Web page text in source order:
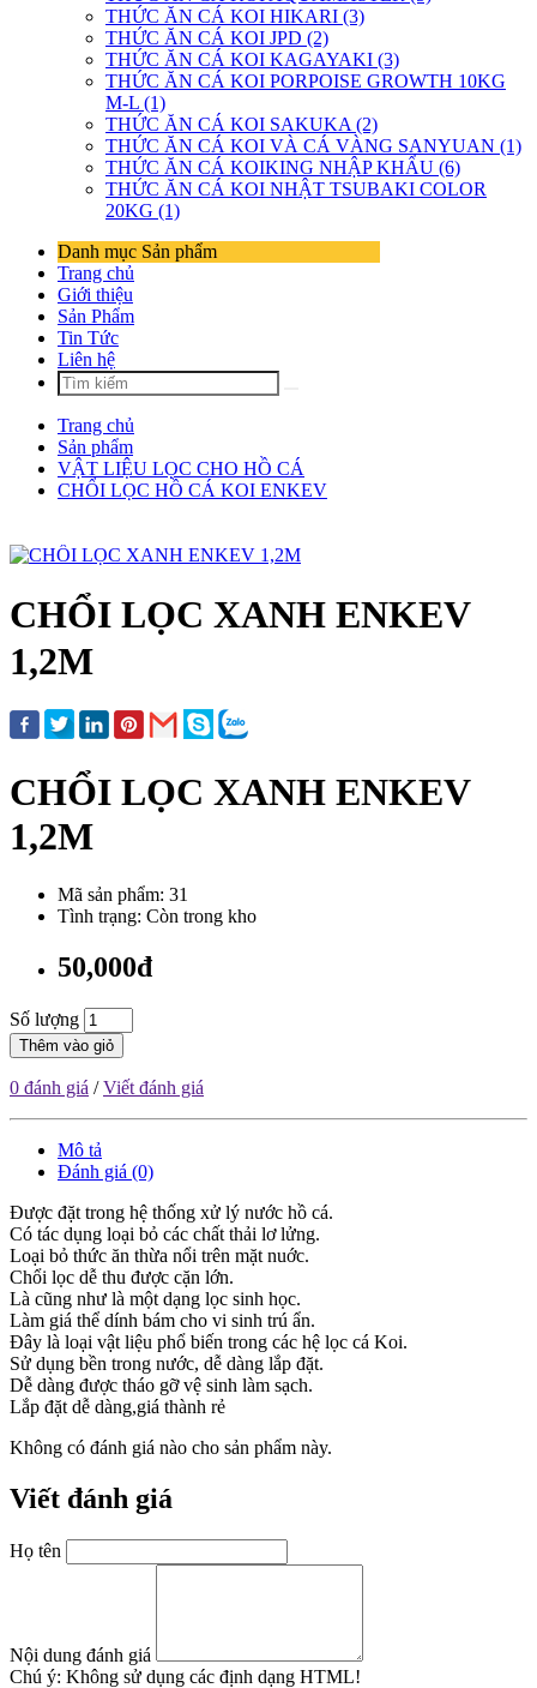
THỨC ĂN CÁ KOI HIKARI (3)
THỨC ĂN CÁ KOI JPD (2)
THỨC ĂN CÁ KOI KAGAYAKI (3)
THỨC ĂN CÁ KOI PORPOISE GROWTH 10KG
M-L (1)
THỨC ĂN CÁ KOI SAKUKA (2)
THỨC ĂN CÁ KOI VÀ CÁ VÀNG SANYUAN (1)
THỨC ĂN CÁ KOIKING NHẬP KHẨU (6)
THỨC ĂN CÁ KOI NHẬT TSUBAKI COLOR
20KG (1)
Danh mục Sản phẩm
Trang chủ
Giới thiệu
Sản Phẩm
Tin Tức
Liên hệ
Trang chủ
Sản phẩm
VẬT LIỆU LỌC CHO HỒ CÁ
CHỔI LỌC HỒ CÁ KOI ENKEV
CHỔI LỌC XANH ENKEV
1,2M
CHỔI LỌC XANH ENKEV
1,2M
Mã sản phẩm: 31
Tình trạng: Còn trong kho
50,000đ
Số lượng
Thêm vào giỏ
0 đánh giá /Viết đánh giá
Mô tả
Đánh giá (0)
Được đặt trong hệ thống xử lý nước hồ cá.
Có tác dụng loại bỏ các chất thải lơ lửng.
Loại bỏ thức ăn thừa nổi trên mặt nuớc.
Chổi lọc dễ thu được cặn lớn.
Là cũng như là một dạng lọc sinh học.
Làm giá thể dính bám cho vi sinh trú ẩn.
Đây là loại vật liệu phổ biến trong các hệ lọc cá Koi.
Sử dụng bền trong nước, dễ dàng lắp đặt.
Dễ dàng được tháo gỡ vệ sinh làm sạch.
Lắp đặt dễ dàng,giá thành rẻ
Không có đánh giá nào cho sản phẩm này.
Viết đánh giá
Họ tên
Nội dung đánh giá
Chú ý: Không sử dụng các định dạng HTML!